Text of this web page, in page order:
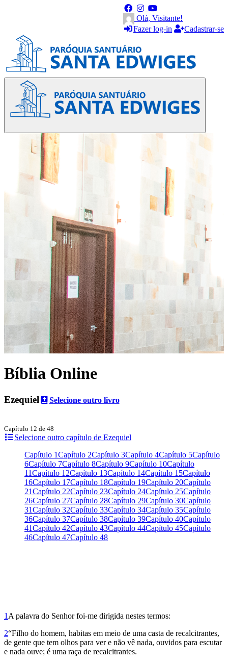
Olá, Visitante!
Fazer log-in
Cadastrar-se
Bíblia Online
Ezequiel Selecione outro livro
Capítulo 12 de 48
Selecione outro capítulo de Ezequiel
Capítulo 1Capítulo 2Capítulo 3Capítulo 4Capítulo 5Capítulo
6Capítulo 7Capítulo 8Capítulo 9Capítulo 10Capítulo
11Capítulo 12Capítulo 13Capítulo 14Capítulo 15Capítulo
16Capítulo 17Capítulo 18Capítulo 19Capítulo 20Capítulo
21Capítulo 22Capítulo 23Capítulo 24Capítulo 25Capítulo
26Capítulo 27Capítulo 28Capítulo 29Capítulo 30Capítulo
31Capítulo 32Capítulo 33Capítulo 34Capítulo 35Capítulo
36Capítulo 37Capítulo 38Capítulo 39Capítulo 40Capítulo
41Capítulo 42Capítulo 43Capítulo 44Capítulo 45Capítulo
46Capítulo 47Capítulo 48
1 A palavra do Senhor foi-me dirigida nestes termos:
2“Filho do homem, habitas em meio de uma casta de recalcitrantes,
de gente que tem olhos para ver e não vê nada, ouvidos para escutar
e nada ouve; é uma raça de recalcitrantes.